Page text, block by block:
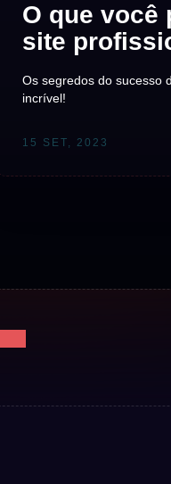
O que você
site
Os segredos do sucesso
incrível!
15 SET, 2023